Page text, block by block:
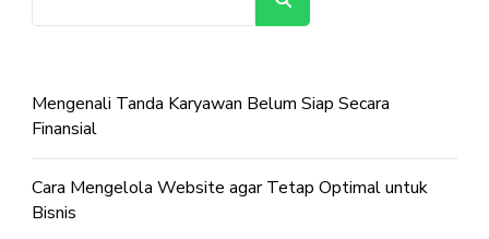
Mengenali Tanda Karyawan Belum Siap Secara
Finansial
Cara Mengelola Website agar Tetap Optimal untuk
Bisnis